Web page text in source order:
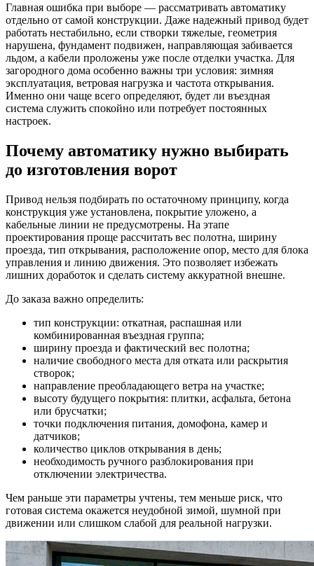
Главная ошибка при выборе — рассматривать автоматику
отдельно от самой конструкции. Даже надежный привод будет
работать нестабильно, если створки тяжелые, геометрия
нарушена, фундамент подвижен, направляющая забивается
льдом, а кабели проложены уже после отделки участка. Для
загородного дома особенно важны три условия: зимняя
эксплуатация, ветровая нагрузка и частота открывания.
Именно они чаще всего определяют, будет ли въездная
система служить спокойно или потребует постоянных
настроек.
Почему автоматику нужно выбирать
до изготовления ворот
Привод нельзя подбирать по остаточному принципу, когда
конструкция уже установлена, покрытие уложено, а
кабельные линии не предусмотрены. На этапе
проектирования проще рассчитать вес полотна, ширину
проезда, тип открывания, расположение опор, место для блока
управления и линию движения. Это позволяет избежать
лишних доработок и сделать систему аккуратной внешне.
До заказа важно определить:
тип конструкции: откатная, распашная или
комбинированная въездная группа;
ширину проезда и фактический вес полотна;
наличие свободного места для отката или раскрытия
створок;
направление преобладающего ветра на участке;
высоту будущего покрытия: плитки, асфальта, бетона
или брусчатки;
точки подключения питания, домофона, камер и
датчиков;
количество циклов открывания в день;
необходимость ручного разблокирования при
отключении электричества.
Чем раньше эти параметры учтены, тем меньше риск, что
готовая система окажется неудобной зимой, шумной при
движении или слишком слабой для реальной нагрузки.